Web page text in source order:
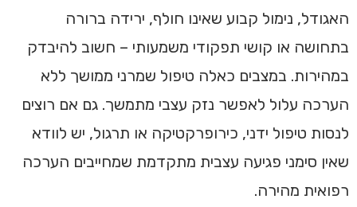
האגודל, נימול קבוע שאינו חולף, ירידה ברורה
בתחושה או קושי תפקודי משמעותי – חשוב להיבדק
במהירות. במצבים כאלה טיפול שמרני ממושך ללא
הערכה עלול לאפשר נזק עצבי מתמשך. גם אם רוצים
לנסות טיפול ידני, כירופרקטיקה או תרגול, יש לוודא
שאין סימני פגיעה עצבית מתקדמת שמחייבים הערכה
רפואית מהירה.